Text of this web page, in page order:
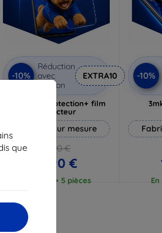
que
-10%
Réduction
avec
coupon
EXTRA10
3mk Silverprotection+ film
protecteur
Fabriqué sur mesure
19,90 €
17,90 €
En stock > 5 pièces
-10%